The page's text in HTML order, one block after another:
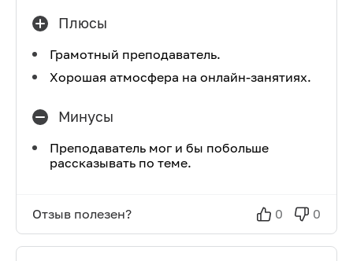
Плюсы
Грамотный преподаватель.
Хорошая атмосфера на онлайн-занятиях.
Минусы
Преподаватель мог и бы побольше
рассказывать по теме.
Отзыв полезен? 0 0